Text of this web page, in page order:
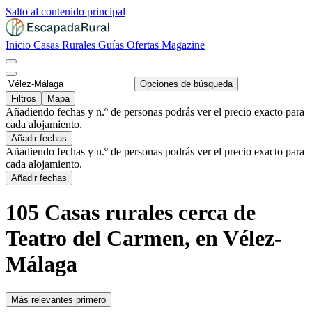
Salto al contenido principal
Inicio Casas Rurales Guías Ofertas Magazine
Opciones de búsqueda
Filtros
Mapa
Añadiendo fechas y n.º de personas podrás ver el precio exacto para
cada alojamiento.
Añadir fechas
Añadiendo fechas y n.º de personas podrás ver el precio exacto para
cada alojamiento.
Añadir fechas
105 Casas rurales cerca de
Teatro del Carmen, en Vélez-
Málaga
Más relevantes primero